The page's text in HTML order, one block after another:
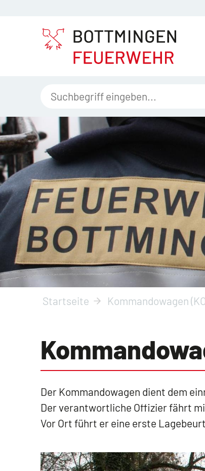
Startseite Kommandowagen
Der Kommandowagen dient dem
Der verantwortliche Offizier fährt
Vor Ort führt er eine erste